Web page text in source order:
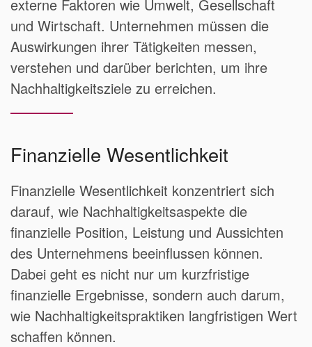
externe Faktoren wie Umwelt, Gesellschaft
und Wirtschaft. Unternehmen müssen die
Auswirkungen ihrer Tätigkeiten messen,
verstehen und darüber berichten, um ihre
Nachhaltigkeitsziele zu erreichen.
Finanzielle Wesentlichkeit
Finanzielle Wesentlichkeit konzentriert sich
darauf, wie Nachhaltigkeitsaspekte die
finanzielle Position, Leistung und Aussichten
des Unternehmens beeinflussen können.
Dabei geht es nicht nur um kurzfristige
finanzielle Ergebnisse, sondern auch darum,
wie Nachhaltigkeitspraktiken langfristigen Wert
schaffen können.